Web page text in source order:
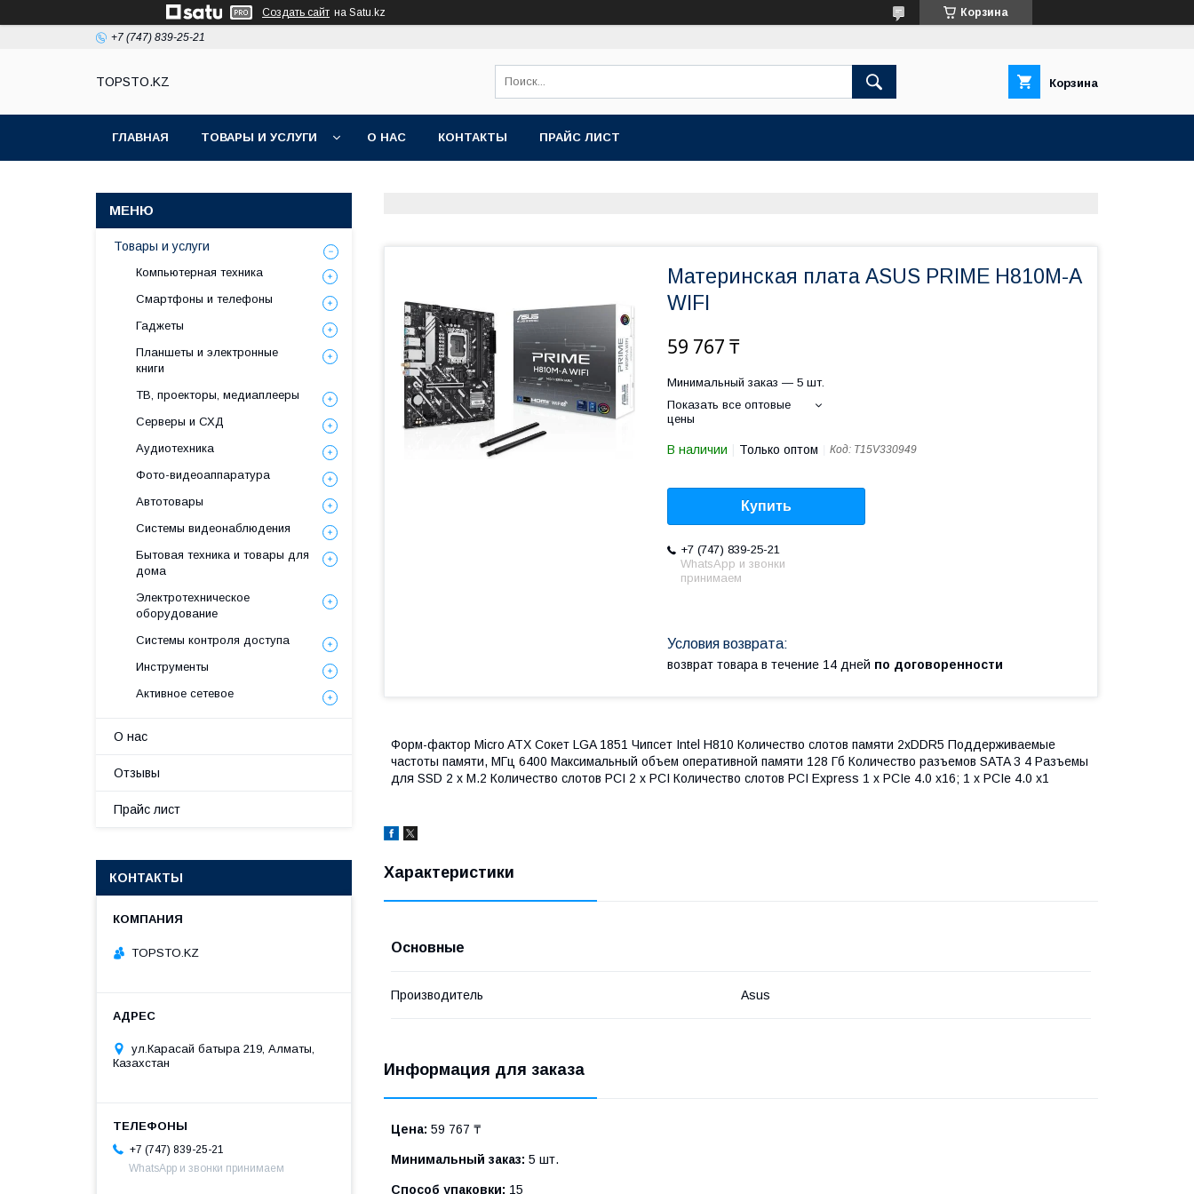
Создать сайт на Satu.kz Корзина
+7 (747) 839-25-21
TOPSTO.KZ Корзина
ГЛАВНАЯ ТОВАРЫ И УСЛУГИ О НАС КОНТАКТЫ ПРАЙС ЛИСТ
Материнская плата ASUS PRIME H810M-A
WIFI
59 767 ₸
Минимальный заказ — 5 шт.
Показать все оптовые
цены
В наличии Только оптом Код: T15V330949
Купить
+7 (747) 839-25-21
WhatsApp и звонки
принимаем
возврат товара в течение 14 дней по договоренности
Форм-фактор Micro ATX Сокет LGA 1851 Чипсет Intel H810 Количество слотов памяти 2xDDR5 Поддерживаемые
частоты памяти, МГц 6400 Maксимальный объем оперативной памяти 128 Гб Количество разъемов SATA 3 4 Разъемы
для SSD 2 x M.2 Количество слотов PCI 2 x PCI Количество слотов PCI Express 1 x PCIe 4.0 x16; 1 x PCIe 4.0 x1
Характеристики
Основные
Производитель Asus
Информация для заказа
Цена: 59 767 ₸
Минимальный заказ: 5 шт.
Способ упаковки: 15
Товары и услуги
Компьютерная техника
Смартфоны и телефоны
Гаджеты
Планшеты и электронные
книги
ТВ, проекторы, медиаплееры
Серверы и СХД
Аудиотехника
Фото-видеоаппаратура
Автотовары
Системы видеонаблюдения
Бытовая техника и товары для
дома
Электротехническое
оборудование
Системы контроля доступа
Инструменты
Активное сетевое
О нас
Отзывы
Прайс лист
КОНТАКТЫ
TOPSTO.KZ
ул.Карасай батыра 219, Алматы,
Казахстан
+7 (747) 839-25-21
WhatsApp и звонки принимаем